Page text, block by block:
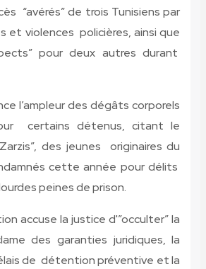
“avérés” de trois Tunisiens par
et violences policières, ainsi que
pour deux autres durant
des dégâts corporels
certains détenus, citant le
des jeunes originaires du
cette année pour délits
peines de prison.
la justice d'”occulter” la
des garanties juridiques, la
de détention préventive et la